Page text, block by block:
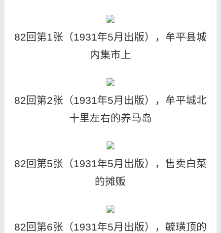
82回第1张（1931年5月出版），牟平县城
内集市上
82回第2张（1931年5月出版），牟平城北
十里左右的养马岛
82回第5张（1931年5月出版），售卖白菜
的摊贩
82回第6张（1931年5月出版），毓璜顶的